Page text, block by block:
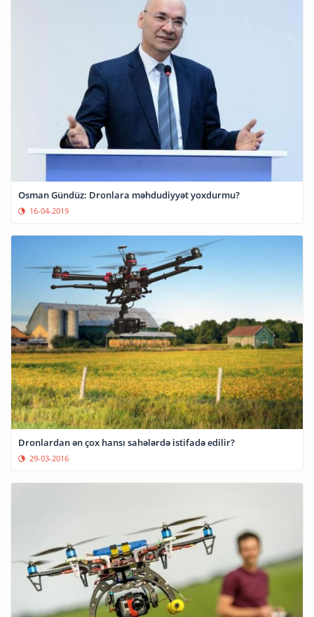
Osman Gündüz: Dronlara məhdudiyyət yoxdurmu?
16-04-2019
Dronlardan ən çox hansı sahələrdə istifadə edilir?
29-03-2016